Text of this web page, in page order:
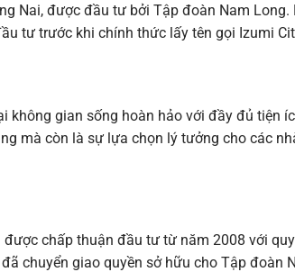
Nai, được đầu tư bởi Tập đoàn Nam Long.
tư trước khi chính thức lấy tên gọi Izumi
không gian sống hoàn hảo với đầy đủ tiện
mà còn là sự lựa chọn lý tưởng cho các
chấp thuận đầu tư từ năm 2008 với
chuyển giao quyền sở hữu cho Tập đoàn